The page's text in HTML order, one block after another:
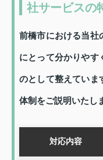
社サービスの
前橋市における当社
にとって分かりやす
のとして整えていま
体制をご説明いたし
対応内容